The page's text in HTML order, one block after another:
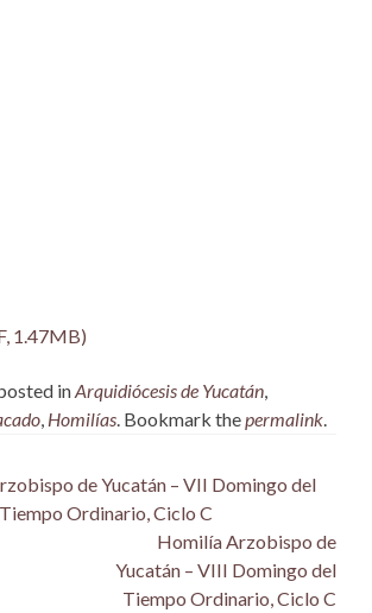
1.47MB)
inArquidiócesis de Yucatán
Homilías . Bookmark the permalink
de Yucatán – VII Domingo del
Tiempo Ordinario, Ciclo C
Homilía Arzobispo de
Yucatán – VIII Domingo del
Tiempo Ordinario, Ciclo C